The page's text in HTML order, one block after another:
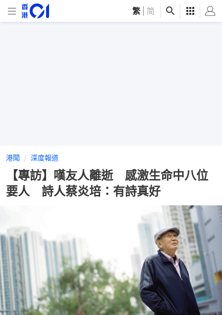
繁 简
港聞 深度報道
【專訪】嘆友人離逝 感激生命中八位
要人 詩人蔡炎培：有詩真好